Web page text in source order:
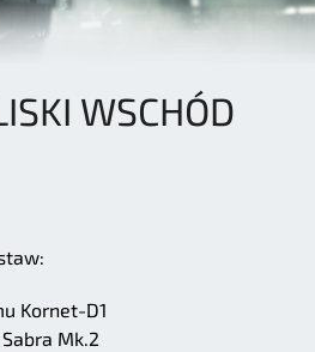
WSCHÓD
Kornet-D1
Mk.2